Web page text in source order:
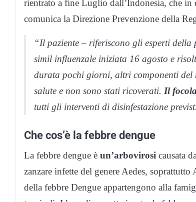
rientrato a fine Luglio dall’Indonesia, che in
comunica la Direzione Prevenzione della
“Il paziente – riferiscono gli esperti
simil influenzale iniziata 16 agosto e
durata pochi giorni, altri componenti del
salute e non sono stati ricoverati. Il
tutti gli interventi di disinfestazione
Che cos’è la febbre dengue
La febbre dengue è un’arbovirosi causata
zanzare infette del genere Aedes,
della febbre Dengue appartengono alla